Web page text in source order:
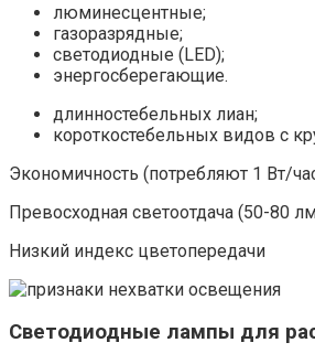
люминесцентные;
газоразрядные;
светодиодные (LED);
энергосберегающие.
длинностебельных лиан;
короткостебельных видов с
Экономичность (потребляют 1 Вт/
Превосходная светоотдача (50-80
Низкий индекс цветопередачи
Светодиодные лампы для